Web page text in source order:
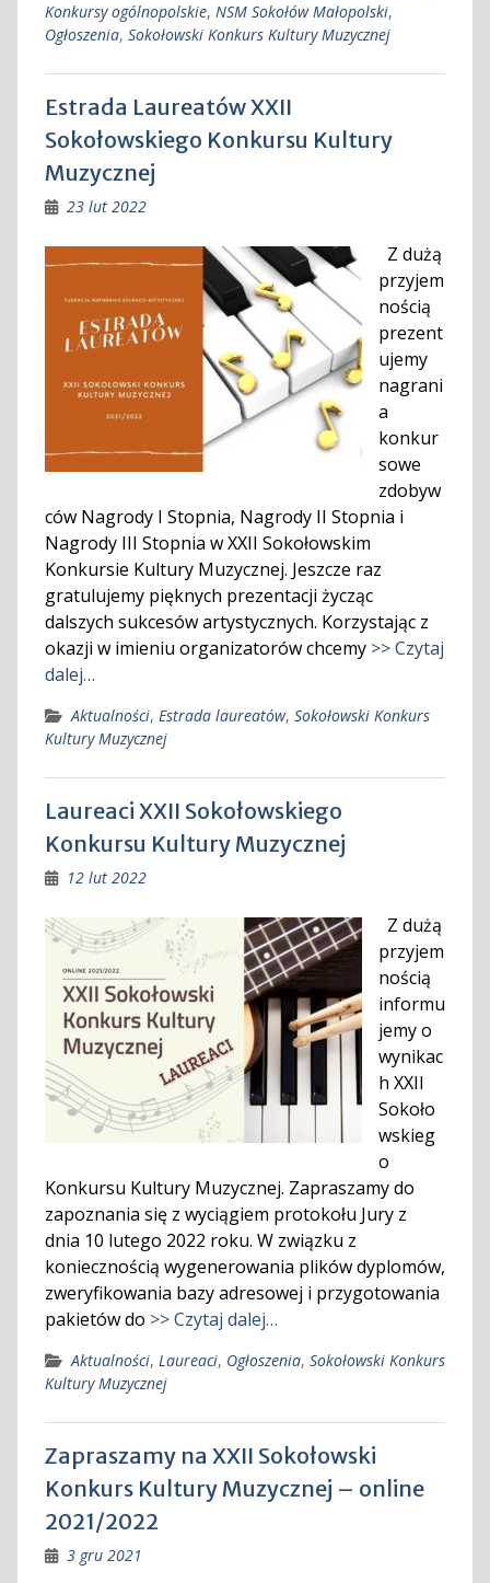
Konkursy ogólnopolskie, NSM Sokołów Małopolski,
Ogłoszenia, Sokołowski Konkurs Kultury Muzycznej
Estrada Laureatów XXII
Sokołowskiego Konkursu Kultury
Muzycznej
23 lut 2022
Z dużą
przyjem
nością
prezent
ujemy
nagrani
a
konkur
sowe
zdobyw
ców Nagrody I Stopnia, Nagrody II Stopnia i
Nagrody III Stopnia w XXII Sokołowskim
Konkursie Kultury Muzycznej. Jeszcze raz
gratulujemy pięknych prezentacji życząc
dalszych sukcesów artystycznych. Korzystając z
okazji w imieniu organizatorów chcemy >> Czytaj
dalej…
Aktualności, Estrada laureatów, Sokołowski Konkurs
Kultury Muzycznej
Laureaci XXII Sokołowskiego
Konkursu Kultury Muzycznej
12 lut 2022
Z dużą
przyjem
nością
informu
jemy o
wynikac
h XXII
Sokoło
wskieg
o
Konkursu Kultury Muzycznej. Zapraszamy do
zapoznania się z wyciągiem protokołu Jury z
dnia 10 lutego 2022 roku. W związku z
koniecznością wygenerowania plików dyplomów,
zweryfikowania bazy adresowej i przygotowania
pakietów do >> Czytaj dalej…
Aktualności, Laureaci, Ogłoszenia, Sokołowski Konkurs
Kultury Muzycznej
Zapraszamy na XXII Sokołowski
Konkurs Kultury Muzycznej – online
2021/2022
3 gru 2021